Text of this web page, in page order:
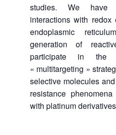
studies. We have
interactions with
endoplasmic
generation of
participate in the
« multitargeting »
selective molecules
resistance
with platinum